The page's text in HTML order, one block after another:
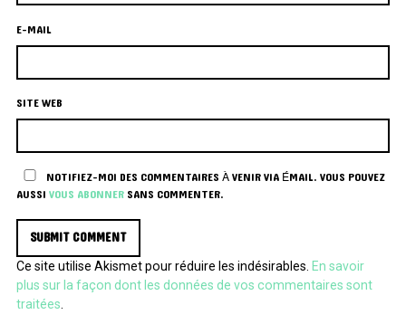
E-MAIL
SITE WEB
NOTIFIEZ-MOI DES COMMENTAIRES À VENIR VIA ÉMAIL. VOUS POUVEZ
AUSSIVOUS ABONNERSANS COMMENTER.
Ce site utilise Akismet pour réduire les indésirables. En savoir
plus sur la façon dont les données de vos commentaires sont
traitées